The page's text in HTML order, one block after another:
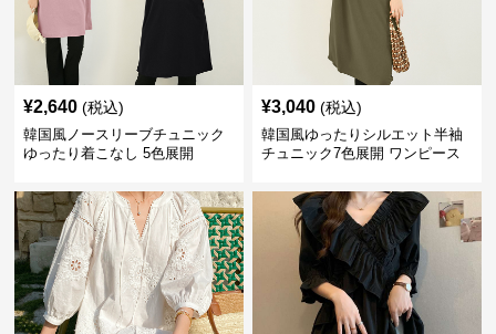
¥2,640 (税込)
韓国風ノースリーブチュニック
ゆったり着こなし 5色展開
¥3,040 (税込)
韓国風ゆったりシルエット半袖
チュニック7色展開 ワンピース